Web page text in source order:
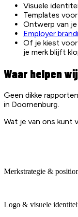
Visuele
Templates
Ontwerp van je
Employer
Of je kiest
je merk blijft
Waar helpen
Geen dikke
in Doornenburg.
Wat je van ons kunt
Merkstrategie &
Logo & visuele